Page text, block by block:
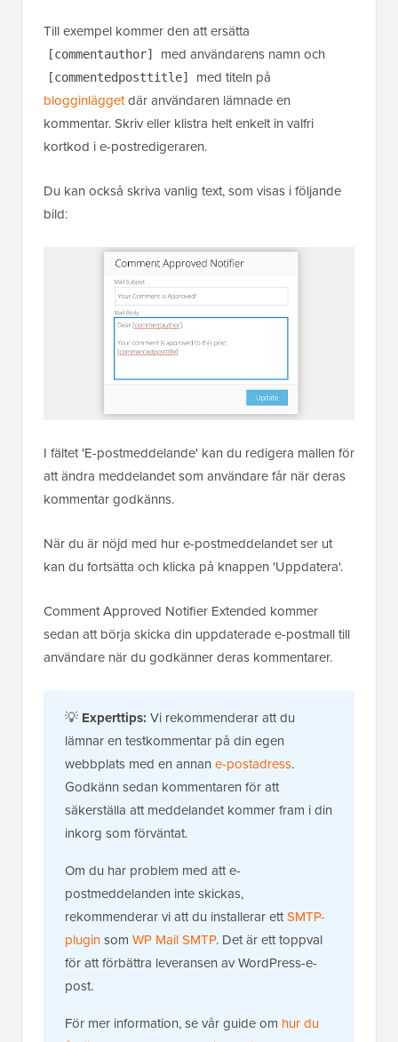
Till exempel kommer den att ersätta
[commentauthor] med användarens namn och
[commentedposttitle]
med titeln på
blogginläggetdär användaren lämnade en
kommentar. Skriv eller klistra helt enkelt in valfri
kortkod i e-postredigeraren.
Du kan också skriva vanlig text, som visas i följande
bild:
I fältet 'E-postmeddelande' kan du redigera mallen för
att ändra meddelandet som användare får när deras
kommentar godkänns.
När du är nöjd med hur e-postmeddelandet ser ut
kan du fortsätta och klicka på knappen 'Uppdatera'.
Comment Approved Notifier Extended kommer
sedan att börja skicka din uppdaterade e-postmall till
användare när du godkänner deras kommentarer.
💡 Experttips: Vi rekommenderar att du
lämnar en testkommentar på din egen
webbplats med en annan e-postadress.
Godkänn sedan kommentaren för att
säkerställa att meddelandet kommer fram i din
inkorg som förväntat.
Om du har problem med att e-
postmeddelanden inte skickas,
rekommenderar vi att du installerar ettSMTP-
pluginsom WP Mail SMTP. Det är ett toppval
för att förbättra leveransen av WordPress-e-
post.
För mer information, se vår guide om hur du